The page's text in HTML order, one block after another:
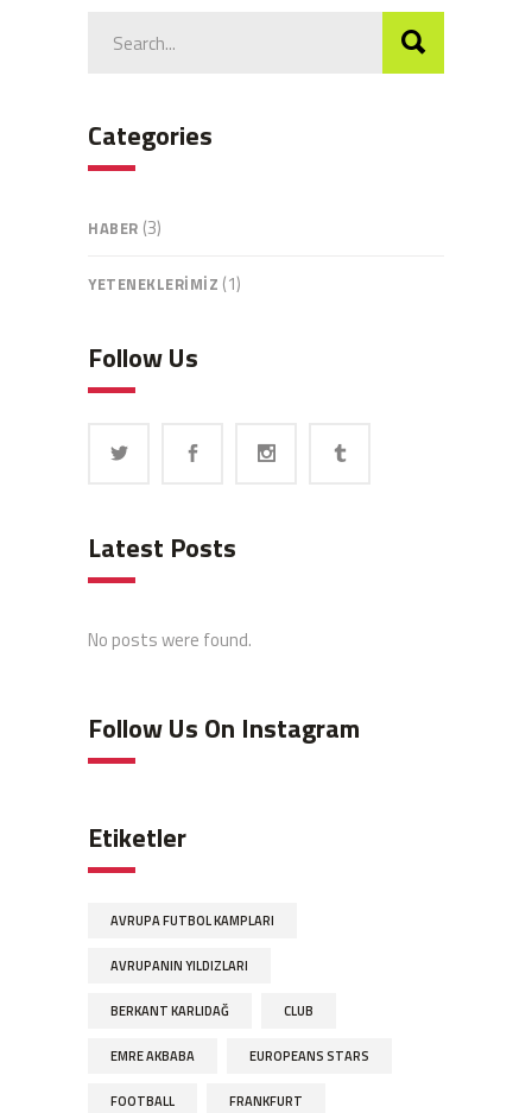
Categories
HABER (3)
YETENEKLERIMIZ (1)
Follow Us
Latest Posts
No posts were found.
Follow Us On Instagram
Etiketler
AVRUPA FUTBOL KAMPLARI
AVRUPANIN YILDIZLARI
BERKANT KARLIDAĞ CLUB
EMRE AKBABA EUROPEANS STARS
FOOTBALL FRANKFURT